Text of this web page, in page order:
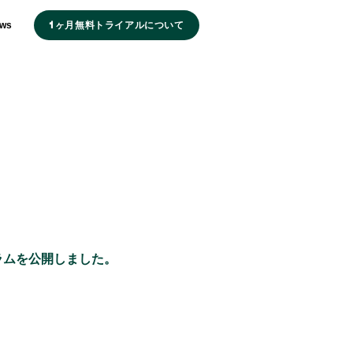
1ヶ月無料トライアルについて
を公開しました。